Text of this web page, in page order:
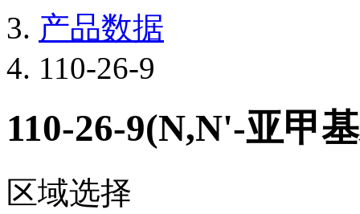
产品数据
110-26-9
110-26-9(N,N'-亚甲
区域选择